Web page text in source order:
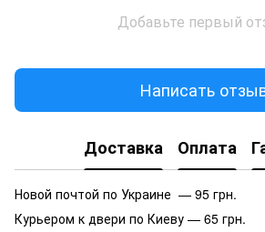
Добавьте первый
Написать
Доставка Оплата
Новой почтой по Украине — 95 грн.
Курьером к двери по Киеву — 65 грн.